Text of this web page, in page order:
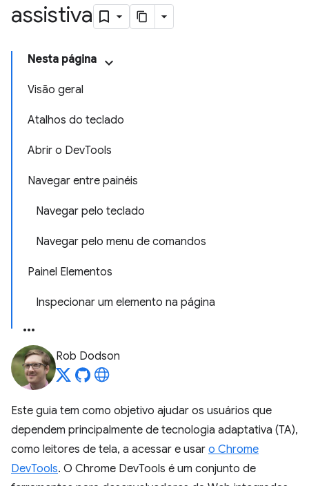
assistiva
Nesta página
Visão geral
Atalhos do teclado
Abrir o DevTools
Navegar entre painéis
Navegar pelo teclado
Navegar pelo menu de comandos
Painel Elementos
Inspecionar um elemento na página
Rob Dodson
Este guia tem como objetivo ajudar os usuários que
dependem principalmente de tecnologia adaptativa (TA),
como leitores de tela, a acessar e usar o Chrome
DevTools. O Chrome DevTools é um conjunto de